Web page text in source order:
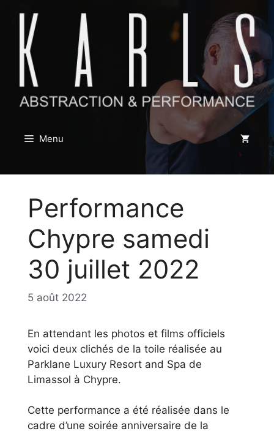
contenu
Menu
Performance
Chypre samedi
30 juillet 2022
5 août 2022
En attendant les photos et films officiels
voici deux clichés de la toile réalisée au
Parklane Luxury Resort and Spa de
Limassol à Chypre.
Cette performance a été réalisée dans le
cadre d’une soirée anniversaire de la